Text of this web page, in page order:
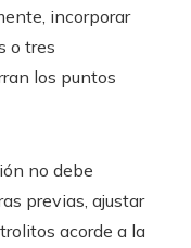
incorporar
o tres
los puntos
no debe
previas, ajustar
acorde a la